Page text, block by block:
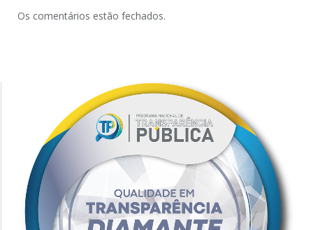
Os comentários estão fechados.